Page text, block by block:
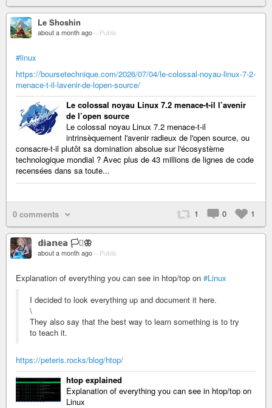
Le Shoshin
about a month ago – Public
#linux
https://boursetechnique.com/2026/07/04/le-colossal-noyau-linux-7-2-
menace-t-il-lavenir-de-lopen-source/
Le colossal noyau Linux 7.2 menace-t-il l’avenir
de l’open source
Le colossal noyau Linux 7.2 menace-t-il
intrinsèquement l'avenir radieux de l'open source, ou
consacre-t-il plutôt sa domination absolue sur l'écosystème
technologique mondial ? Avec plus de 43 millions de lignes de code
recensées dans sa toute...
1 0 1
0 comments
𝕕𝕚𝕒𝕟𝕖𝕒 🏳️‍⚧️🦋
about a month ago – Public
Explanation of everything you can see in htop/top on #Linux
I decided to look everything up and document it here.
\
They also say that the best way to learn something is to try
to teach it.
https://peteris.rocks/blog/htop/
htop explained
Explanation of everything you can see in htop/top on
Linux